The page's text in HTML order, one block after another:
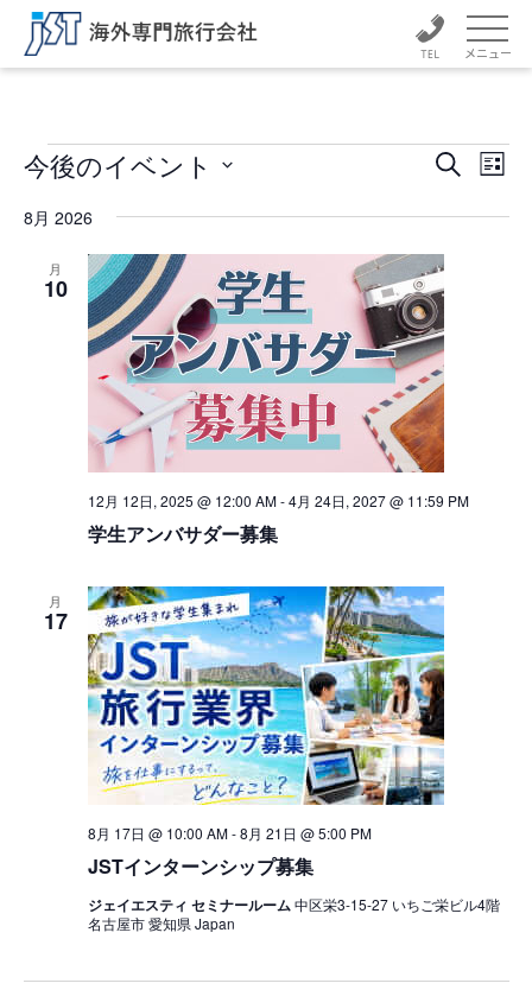
メニュー
イ
ベ
ン
ト
イ
ト
を
検
索
し
て
ナ
ビ
シ
ョ
ン
を
表
示
検
イ
ベ
ン
リ
今後のイベント
付
8月 2026
月
10
学生アンバサダー募集
12月 12日, 2025 @ 12:00 AM-4月 24日, 2027 @ 11:59 PM
月
17
JSTインターンシップ募集
8月 17日 @ 10:00 AM-8月 21日 @ 5:00 PM
ジェイエスティ セミナールーム中区栄3-15-27 いちご栄ビル4階
名古屋市 愛知県 Japan